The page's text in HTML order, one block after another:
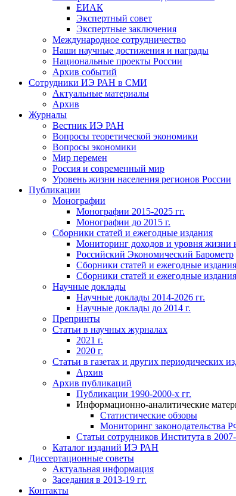
ЕИАК
Экспертный совет
Экспертные заключения
Международное сотрудничество
Наши научные достижения и награды
Национальные проекты России
Архив событий
Сотрудники ИЭ РАН в СМИ
Актуальные материалы
Архив
Журналы
Вестник ИЭ РАН
Вопросы теоретической экономики
Вопросы экономики
Мир перемен
Россия и современный мир
Уровень жизни населения регионов России
Публикации
Монографии
Монографии 2015-2025 гг.
Монографии до 2015 г.
Сборники статей и ежегодные издания
Мониторинг доходов и уровня жизни
Российский Экономический Барометр
Сборники статей и ежегодные
Сборники статей и ежегодные
Научные доклады
Научные доклады 2014-2026 гг.
Научные доклады до 2014 г.
Препринты
Статьи в научных журналах
2021 г.
2020 г.
Статьи в газетах и других периодических
Архив
Архив публикаций
Публикации 1990-2000-х гг.
Информационно-аналитические
Статистические обзоры
Мониторинг законодательства
Статьи сотрудников Института в 2007-
Каталог изданий ИЭ РАН
Диссертационные советы
Актуальная информация
Заседания в 2013-19 гг.
Контакты